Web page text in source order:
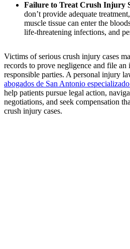
Failure to Treat Crush Injury
don’t provide adequate
muscle tissue can enter the
life-threatening infections, and
Victims of serious crush injury cases
records to prove negligence and file an
responsible parties. A personal injury
abogados de San Antonio
help patients pursue legal action,
negotiations, and seek compensation
crush injury cases.